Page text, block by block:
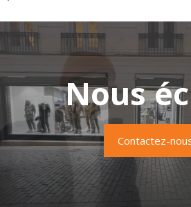
Nous
Contactez-